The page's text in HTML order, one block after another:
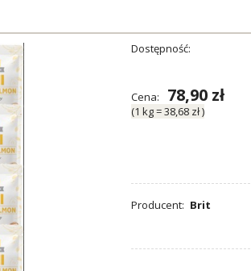
Dostępność:
Cena: 78,90 zł
(1kg=38,68 zł)
Producent: Brit